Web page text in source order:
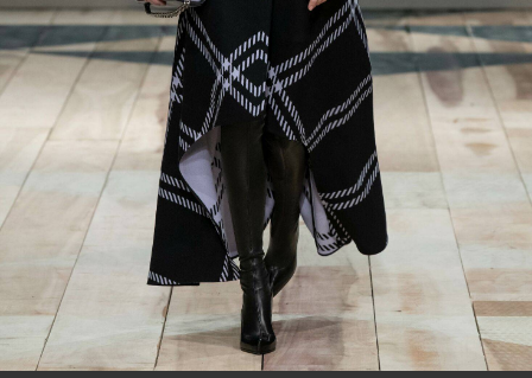
лет, более чем из четырех тысяч кусочков
ткани. Оно легло в основу брючного
костюма с принтом в стиле оп-арт, на
котором можно заметить карикатурные
изображения птиц и зверей.
Вдохновляясь грубыми тканями,
сотканными британскими
ремесленниками, дизайнер
использовала много необработанной
шерсти, кожи и фланели, которые
украшали геометрические узоры,
геральдические символы и кружево
ручной работы.